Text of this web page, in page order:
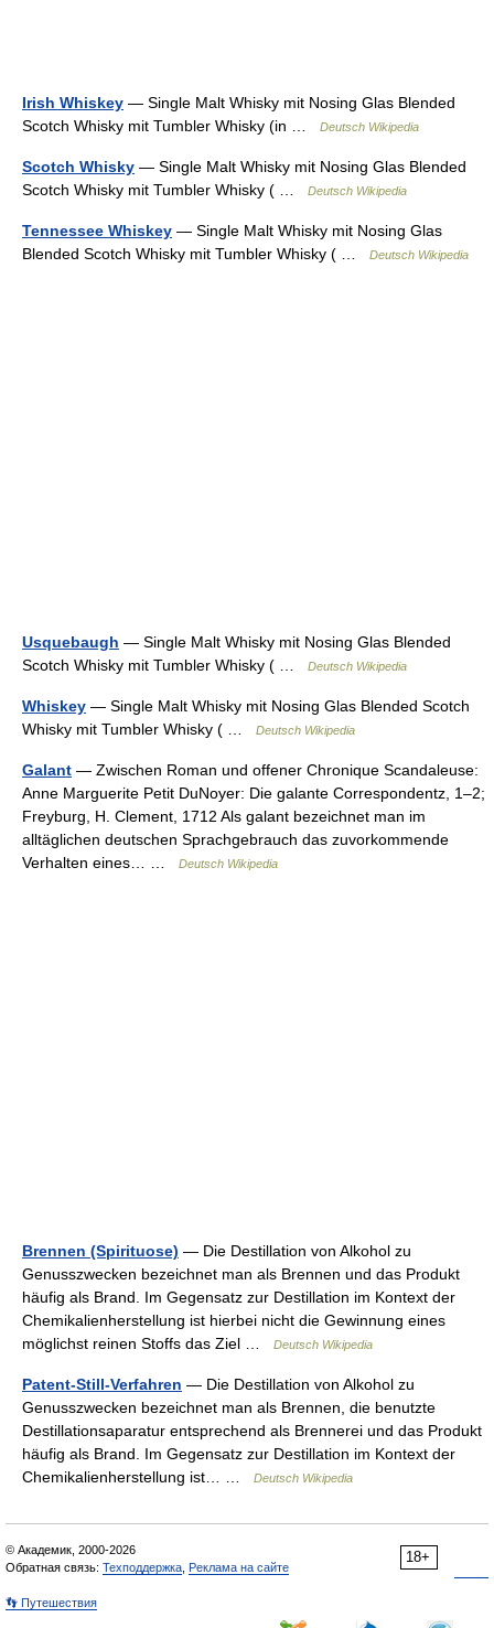
Irish Whiskey — Single Malt Whisky mit Nosing Glas Blended
Scotch Whisky mit Tumbler Whisky (in …
Deutsch Wikipedia
Scotch Whisky — Single Malt Whisky mit Nosing Glas Blended
Scotch Whisky mit Tumbler Whisky ( …
Deutsch Wikipedia
Tennessee Whiskey — Single Malt Whisky mit Nosing Glas
Blended Scotch Whisky mit Tumbler Whisky ( …
Deutsch Wikipedia
Usquebaugh — Single Malt Whisky mit Nosing Glas Blended
Scotch Whisky mit Tumbler Whisky ( …
Deutsch Wikipedia
Whiskey — Single Malt Whisky mit Nosing Glas Blended Scotch
Whisky mit Tumbler Whisky ( …
Deutsch Wikipedia
Galant — Zwischen Roman und offener Chronique Scandaleuse:
Anne Marguerite Petit DuNoyer: Die galante Correspondentz, 1–2;
Freyburg, H. Clement, 1712 Als galant bezeichnet man im
alltäglichen deutschen Sprachgebrauch das zuvorkommende
Verhalten eines… …
Deutsch Wikipedia
Brennen (Spirituose) — Die Destillation von Alkohol zu
Genusszwecken bezeichnet man als Brennen und das Produkt
häufig als Brand. Im Gegensatz zur Destillation im Kontext der
Chemikalienherstellung ist hierbei nicht die Gewinnung eines
möglichst reinen Stoffs das Ziel …
Deutsch Wikipedia
Patent-Still-Verfahren — Die Destillation von Alkohol zu
Genusszwecken bezeichnet man als Brennen, die benutzte
Destillationsaparatur entsprechend als Brennerei und das Produkt
häufig als Brand. Im Gegensatz zur Destillation im Kontext der
Chemikalienherstellung ist… …
Deutsch Wikipedia
18+
© Академик, 2000-2026
Обратная связь: Техподдержка Реклама на сайте
👣 Путешествия